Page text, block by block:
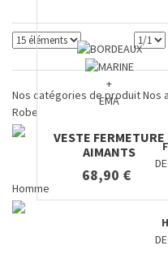
+
EMA
VESTE FERMETURE
AIMANTS
68,90 €
Nos catégories de produitNos
Robe
Homme